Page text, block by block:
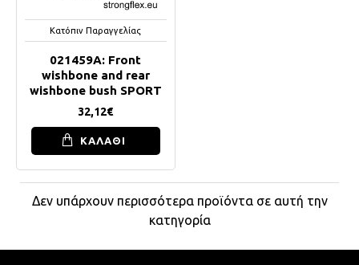
Κατόπιν Παραγγελίας
021459A: Front
wishbone and rear
wishbone bush SPORT
32,12€
ΚΑΛΑΘΙ
Δεν υπάρχουν περισσότερα προϊόντα σε αυτή την
κατηγορία